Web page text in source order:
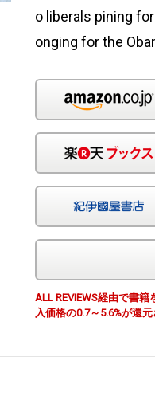
o liberals pining
onging for the
ALL REVIEWS経由で書
入価格の0.7～5.6%が還